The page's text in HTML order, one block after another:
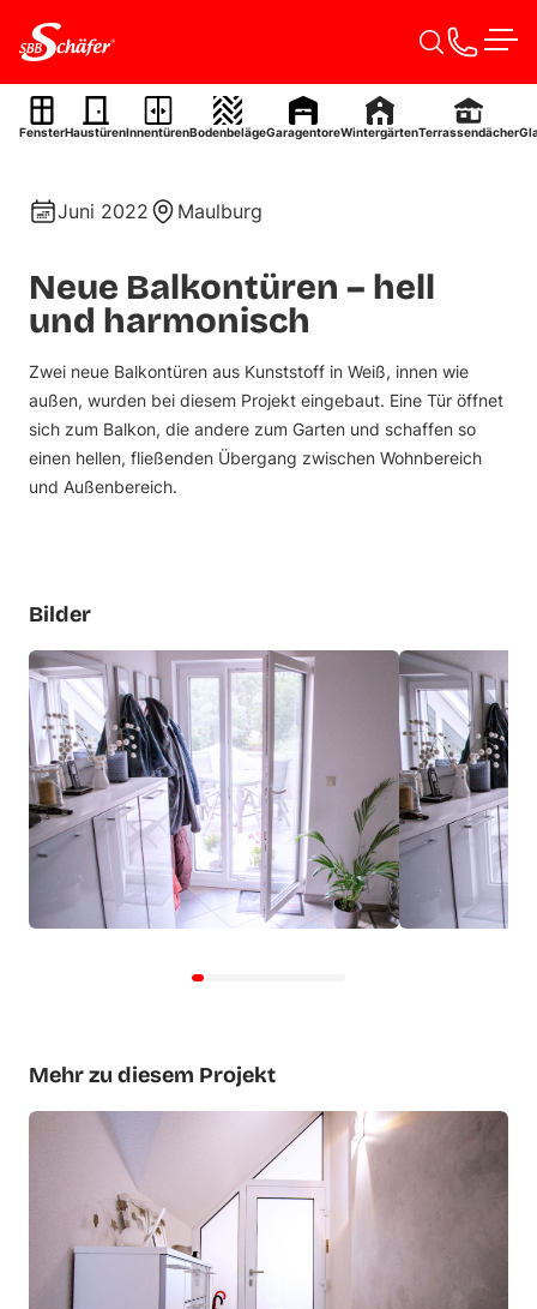
FensterHaustürenInnentürenBodenbelägeGaragentoreWintergärtenTerrassendächer
Balkontüren
Juni 2022 Maulburg
Neue Balkontüren – hell
und harmonisch
Zwei neue Balkontüren aus Kunststoff in Weiß, innen wie
außen, wurden bei diesem Projekt eingebaut. Eine Tür öffnet
sich zum Balkon, die andere zum Garten und schaffen so
einen hellen, fließenden Übergang zwischen Wohnbereich
und Außenbereich.
Bilder
Mehr zu diesem Projekt